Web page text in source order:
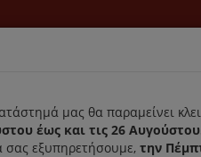
μας θα παραμείνει
έως και τις 26
σας εξυπηρετήσουμε, την